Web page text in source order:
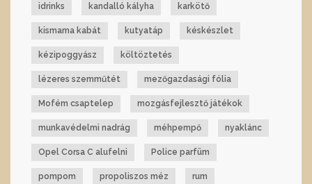
idrinks kandalló kályha karkötő
kismama kabát kutyatáp késkészlet
kézipoggyász költöztetés
lézeres szemműtét mezőgazdasági fólia
Mofém csaptelep mozgásfejlesztő játékok
munkavédelmi nadrág méhpempő nyaklánc
Opel Corsa C alufelni Police parfüm
pompom propoliszos méz rum